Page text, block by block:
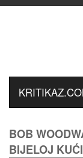
BOB
BIJELOJ